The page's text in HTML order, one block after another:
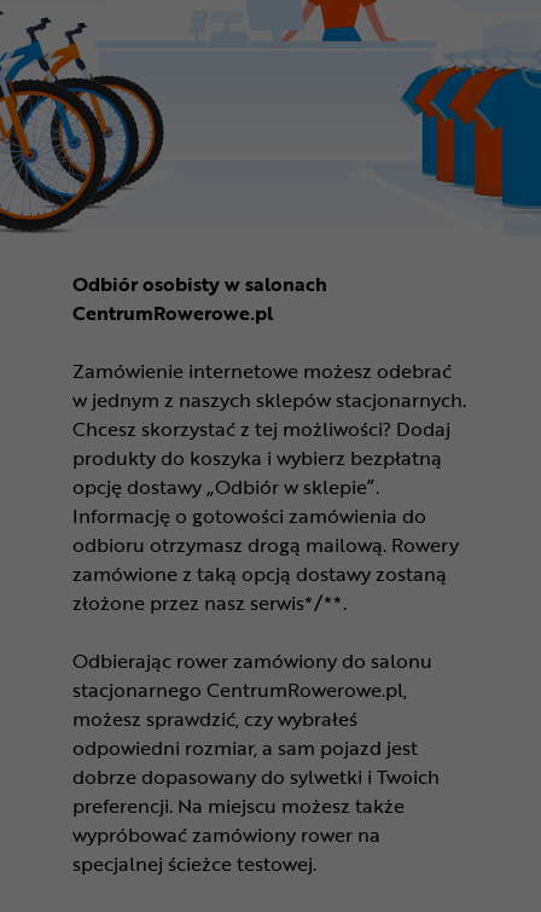
Odbiór osobisty w salonach
CentrumRowerowe.pl
Zamówienie internetowe możesz odebrać
w jednym z naszych sklepów stacjonarnych.
Chcesz skorzystać z tej możliwości? Dodaj
produkty do koszyka i wybierz bezpłatną
opcję dostawy „Odbiór w sklepie”.
Informację o gotowości zamówienia do
odbioru otrzymasz drogą mailową. Rowery
zamówione z taką opcją dostawy zostaną
złożone przez nasz serwis*/**.
Odbierając rower zamówiony do salonu
stacjonarnego CentrumRowerowe.pl,
możesz sprawdzić, czy wybrałeś
odpowiedni rozmiar, a sam pojazd jest
dobrze dopasowany do sylwetki i Twoich
preferencji. Na miejscu możesz także
wypróbować zamówiony rower na
specjalnej ścieżce testowej.